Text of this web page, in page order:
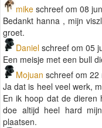
mike schreef om 08
Bedankt hanna , mijn
groet.
Daniel schreef om 05
Een meisje met een bull
Mojuan schreef om 22
Ja dat is heel veel werk,
En ik hoop dat de
doe altijd heel hard
plaatsen.